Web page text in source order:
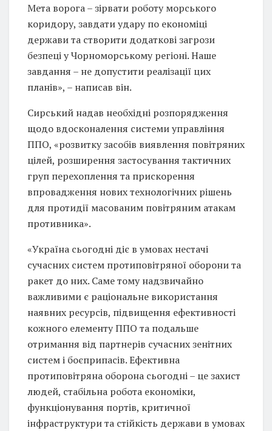
Мета ворога – зірвати роботу морського
коридору, завдати удару по економіці
держави та створити додаткові загрози
безпеці у Чорноморському регіоні. Наше
завдання – не допустити реалізації цих
планів», – написав він.
Сирський надав необхідні розпорядження
щодо вдосконалення системи управління
ППО, «розвитку засобів виявлення повітряних
цілей, розширення застосування тактичних
груп перехоплення та прискорення
впровадження нових технологічних рішень
для протидії масованим повітряним атакам
противника».
«Україна сьогодні діє в умовах нестачі
сучасних систем протиповітряної оборони та
ракет до них. Саме тому надзвичайно
важливими є раціональне використання
наявних ресурсів, підвищення ефективності
кожного елементу ППО та подальше
отримання від партнерів сучасних зенітних
систем і боєприпасів. Ефективна
протиповітряна оборона сьогодні – це захист
людей, стабільна робота економіки,
функціонування портів, критичної
інфраструктури та стійкість держави в умовах